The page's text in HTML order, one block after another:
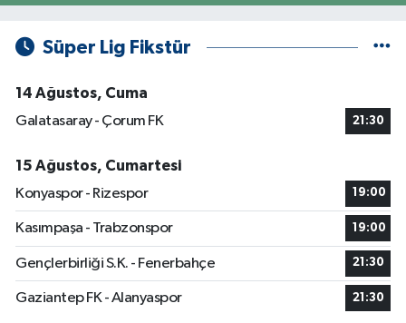
Süper Lig Fikstür
14 Ağustos, Cuma
Galatasaray - Çorum FK
21:30
15 Ağustos, Cumartesi
Konyaspor - Rizespor
19:00
Kasımpaşa - Trabzonspor 19:00
Gençlerbirliği S.K. - Fenerbahçe 21:30
Gaziantep FK - Alanyaspor 21:30